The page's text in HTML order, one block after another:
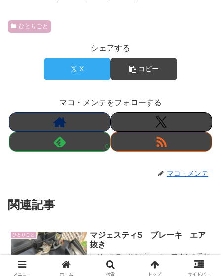
ひとりごと
シェアする
X コピー
マコ・メンテをフォローする
0
マコ・メンテ
関連記事
ひとりごと
マジェスティS ブレーキ エア
抜き
マジェスティSのブレーキエア抜きの手順
について解説
メニュー ホーム 検索 トップ サイドバー